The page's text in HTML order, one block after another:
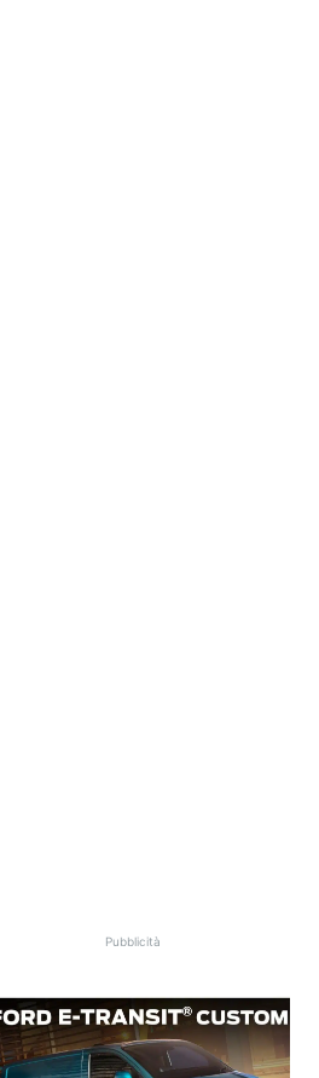
Pubblicità